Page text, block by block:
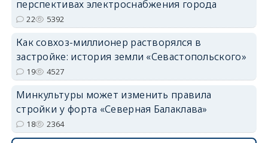
перспективах электроснабжения города
22 5392
Как совхоз-миллионер растворялся в
застройке: история земли «Севастопольского»
19 4527
Минкультуры может изменить правила
стройки у форта «Северная Балаклава»
18 2364